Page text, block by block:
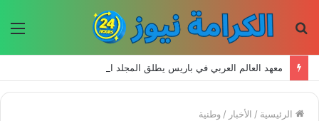
الرئيسية / الأخبار / وطنية